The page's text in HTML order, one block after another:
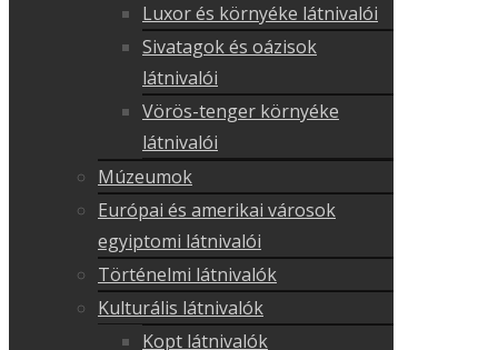
Luxor és környéke látnivalói
Sivatagok és oázisok
látnivalói
Vörös-tenger környéke
látnivalói
Múzeumok
Európai és amerikai városok
egyiptomi látnivalói
Történelmi látnivalók
Kulturális látnivalók
Kopt látnivalók